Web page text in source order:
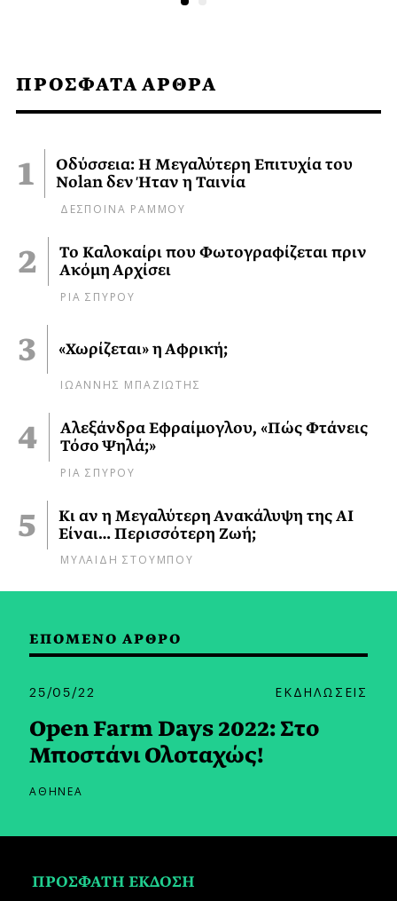
ΠΡΟΣΦΑΤΑ ΑΡΘΡΑ
Οδύσσεια: Η Μεγαλύτερη Επιτυχία του
Nolan δεν Ήταν η Ταινία
ΔΕΣΠΟΙΝΑ ΡΑΜΜΟΥ
Το Καλοκαίρι που Φωτογραφίζεται πριν
Ακόμη Αρχίσει
ΡΙΑ ΣΠΥΡΟΥ
«Χωρίζεται» η Αφρική;
ΙΩΑΝΝΗΣ ΜΠΑΖΙΩΤΗΣ
Αλεξάνδρα Εφραίμογλου, «Πώς Φτάνεις
Τόσο Ψηλά;»
ΡΙΑ ΣΠΥΡΟΥ
Κι αν η Μεγαλύτερη Ανακάλυψη της AI
Είναι… Περισσότερη Ζωή;
ΜΥΛΑΙΔΗ ΣΤΟΥΜΠΟΥ
ΕΠΟΜΕΝΟ ΑΡΘΡΟ
25/05/22 ΕΚΔΗΛΩΣΕΙΣ
Open Farm Days 2022: Στο
Μποστάνι Ολοταχώς!
ΑΘΗΝΕΑ
ΠΡΟΣΦΑΤΗ ΕΚΔΟΣΗ